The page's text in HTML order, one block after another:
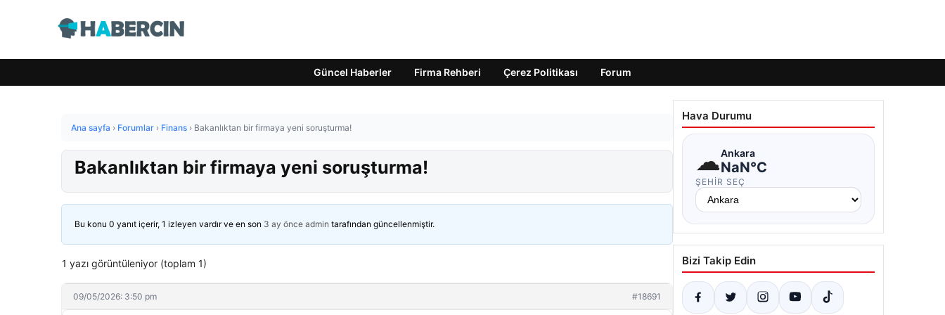
Güncel Haberler Firma Rehberi Çerez Politikası Forum
Ana sayfa › Forumlar › Finans › Bakanlıktan bir firmaya yeni soruşturma!
Bakanlıktan bir firmaya yeni soruşturma!
Bu konu 0 yanıt içerir, 1 izleyen vardır ve en son 3 ay önce admin tarafından güncellenmiştir.
1 yazı görüntüleniyor (toplam 1)
09/05/2026: 3:50 pm #18691
Hava Durumu
☁Ankara
NaN°C
ŞEHIR SEÇ
Bizi Takip Edin